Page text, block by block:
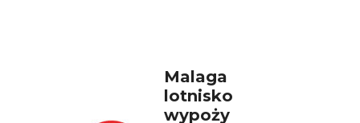
Malaga
lotnisko
wypoży